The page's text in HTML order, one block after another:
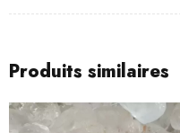
Produits similaires